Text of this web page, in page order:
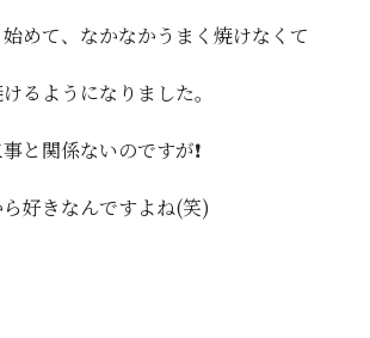
めて、なかなかうまく焼けなくて
るようになりました。
と関係ないのですが❗️
好きなんですよね(笑)